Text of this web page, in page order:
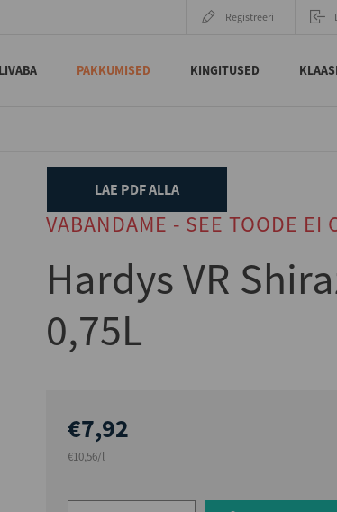
Registreeri
PAKKUMISED KINGITUSED
LAE PDF ALLA
VABANDAME - SEE TOODE EI
Hardys VR
0,75L
€7,92
€10,56/l